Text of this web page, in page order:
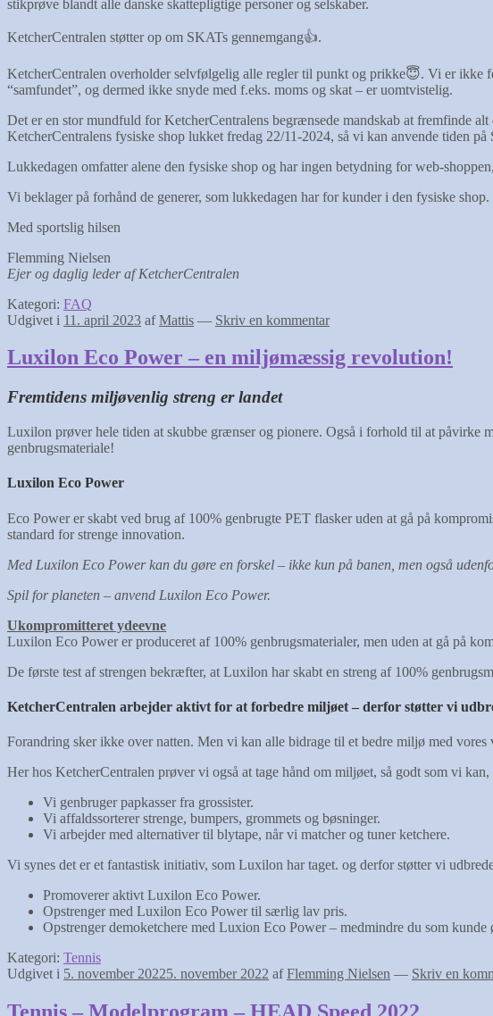
stikprøve blandt alle danske skattepligtige personer og selskaber.
KetcherCentralen støtter op om SKATs gennemgang👍.
KetcherCentralen overholder selvfølgelig alle regler til punkt og prikke😇. Vi er
“samfundet”, og dermed ikke snyde med f.eks. moms og skat – er uomtvistelig.
Det er en stor mundfuld for KetcherCentralens begrænsede mandskab at fremfinde
KetcherCentralens fysiske shop lukket fredag 22/11-2024, så vi kan anvende tiden på
Lukkedagen omfatter alene den fysiske shop og har ingen betydning for web-
Vi beklager på forhånd de generer, som lukkedagen har for kunder i den fysiske shop.
Med sportslig hilsen
Flemming Nielsen
Ejer og daglig leder af KetcherCentralen
Kategori: FAQ
Udgivet i 11. april 2023 afMattis — Skriv en kommentar
Luxilon Eco Power – en miljømæssig revolution!
Fremtidens miljøvenlig streng er landet
Luxilon prøver hele tiden at skubbe grænser og pionere. Også i forhold til at påvirke
genbrugsmateriale!
Luxilon Eco Power
Eco Power er skabt ved brug af 100% genbrugte PET flasker uden at gå på
standard for strenge innovation.
Med Luxilon Eco Power kan du gøre en forskel – ikke kun på banen, men også
Spil for planeten – anvend Luxilon Eco Power.
Ukompromitteret ydeevne
Luxilon Eco Power er produceret af 100% genbrugsmaterialer, men uden at gå på
De første test af strengen bekræfter, at Luxilon har skabt en streng af 100%
KetcherCentralen arbejder aktivt for at forbedre miljøet – derfor støtter vi
Forandring sker ikke over natten. Men vi kan alle bidrage til et bedre miljø med vores
Her hos KetcherCentralen prøver vi også at tage hånd om miljøet, så godt som vi
Vi genbruger papkasser fra grossister.
Vi affaldssorterer strenge, bumpers, grommets og bøsninger.
Vi arbejder med alternativer til blytape, når vi matcher og tuner ketchere.
Vi synes det er et fantastisk initiativ, som Luxilon har taget. og derfor støtter vi
Promoverer aktivt Luxilon Eco Power.
Opstrenger med Luxilon Eco Power til særlig lav pris.
Opstrenger demoketchere med Luxion Eco Power – medmindre du som
Kategori: Tennis
Udgivet i 5. november 20225. november 2022 afFlemming Nielsen — Skriv en